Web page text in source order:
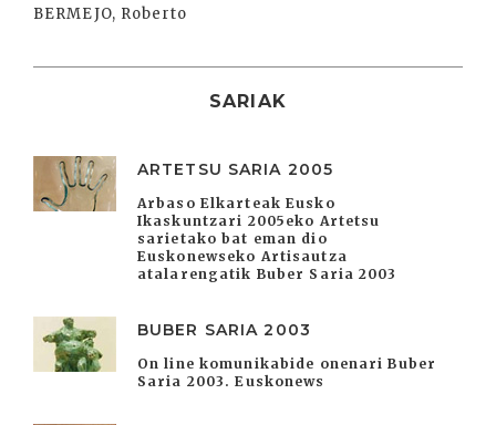
BERMEJO, Roberto
SARIAK
ARTETSU SARIA 2005
Arbaso Elkarteak Eusko
Ikaskuntzari 2005eko Artetsu
sarietako bat eman dio
Euskonewseko Artisautza
atalarengatik Buber Saria 2003
BUBER SARIA 2003
On line komunikabide onenari Buber
Saria 2003. Euskonews